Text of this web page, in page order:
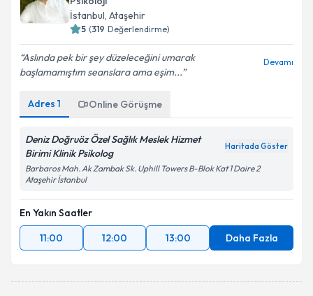
İstanbul, Ataşehir
5 (319 Değerlendirme)
Aslında pek bir şey düzeleceğini umarak
başlamamıştım seanslara ama eşim...
Devamı
Adres 1 Online Görüşme
Deniz Doğruöz Özel Sağlık Meslek Hizmet
Birimi Klinik Psikolog
Haritada Göster
Barbaros Mah. Ak Zambak Sk. Uphill Towers B-Blok Kat 1 Daire 2
Ataşehir İstanbul
En Yakın Saatler
11:00
12:00 13:00 Daha Fazla